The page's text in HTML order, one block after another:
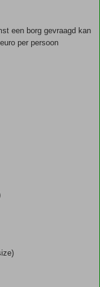
een borg gevraagd kan
per persoon